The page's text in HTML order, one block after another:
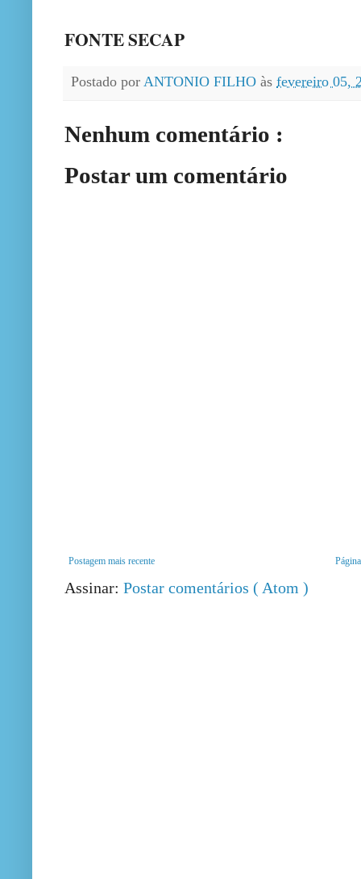
FONTE SECAP
Postado por ANTONIO FILHO às fevereiro 05,
Nenhum comentário :
Postar um comentário
Postagem mais recente
Assinar: Postar comentários ( Atom )